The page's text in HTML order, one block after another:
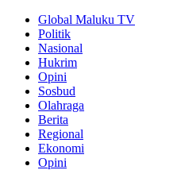
Global Maluku TV
Politik
Nasional
Hukrim
Opini
Sosbud
Olahraga
Berita
Regional
Ekonomi
Opini